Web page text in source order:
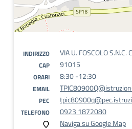
INDIRIZZO VIA U. FOSCOLO S.N.C.
CAP 91015
ORARI 8:30 -12:30
EMAIL
PEC
TELEFONO
0923 1872080
Naviga su Google Map